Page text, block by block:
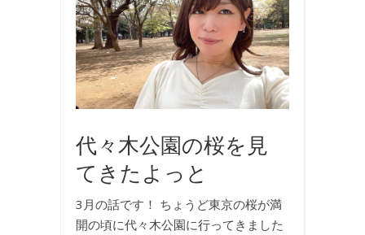
代々木公園の桜を見
てきたよっと
3月の話です！ ちょうど東京の桜が満
開の頃に代々木公園に行ってきました